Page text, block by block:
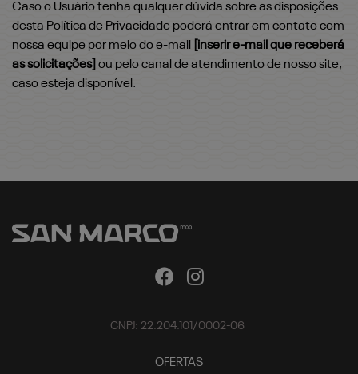
Caso o Usuário tenha qualquer dúvida sobre as disposições
desta Política de Privacidade poderá entrar em contato com
nossa equipe por meio do e-mail
[inserir e-mail que receberá
as solicitações] ou pelo canal de atendimento de nosso site,
caso esteja disponível.
CNPJ: 22.204.101/0002-06
OFERTAS